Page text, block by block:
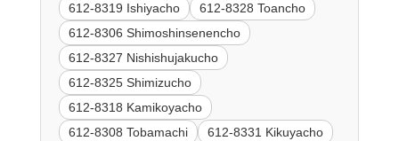
612-8319 Ishiyacho
612-8328 Toancho
612-8306 Shimoshinsenencho
612-8327 Nishishujakucho
612-8325 Shimizucho
612-8318 Kamikoyacho
612-8308 Tobamachi
612-8331 Kikuyacho